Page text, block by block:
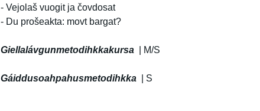
- Vejolaš vuogit ja čovdosat
- Du prošeakta: movt bargat?
Giellalávgunmetodihkkakursa | M/S
Gáiddusoahpahusmetodihkka | S